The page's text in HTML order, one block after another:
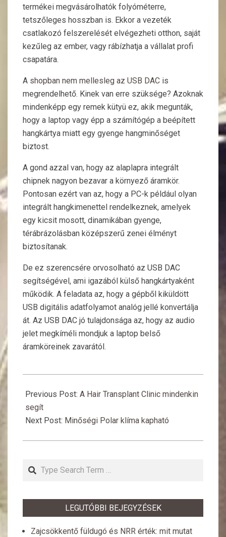
termékei megvásárolhatók folyóméterre,
tetszőleges hosszban is. Ekkor a vezeték
csatlakozó felszerelését elvégezheti otthon, saját
kezűleg az ember, vagy rábízhatja a vállalat profi
csapatára.
A shopban nem mellesleg az USB DAC is
megrendelhető. Kinek van erre szüksége? Azoknak
mindenképp egy remek kütyü ez, akik megunták,
hogy a laptop vagy épp a számítógép a beépített
hangkártya miatt egy gyenge hangminőséget
biztost.
A gond azzal van, hogy az alaplapra integrált
chipnek nagyon bezavar a környező áramkör.
Pontosan ezért van az, hogy a PC-k például olyan
integrált hangkimenettel rendelkeznek, amelyek
egy kicsit mosott, dinamikában gyenge,
térábrázolásban középszerű zenei élményt
biztosítanak.
De ez szerencsére orvosolható az USB DAC
segítségével, ami igazából külső hangkártyaként
működik. A feladata az, hogy a gépből kiküldött
USB digitális adatfolyamot analóg jellé konvertálja
át. Az USB DAC jó tulajdonsága az, hogy az audio
jelet megkíméli mondjuk a laptop belső
áramköreinek zavarától.
07-
27
Previous Post: A Hair Transplant Clinic mindenkin
segít
Next Post: Minőségi Polar klíma kapható
Search
LEGUTÓBBI BEJEGYZÉSEK
Zajcsökkentő füldugó és NRR érték: mit mutat